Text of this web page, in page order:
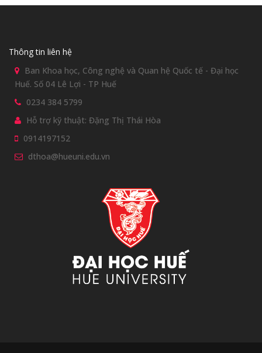
Thông tin liên hệ
Ban Khoa học, Công nghệ và Quan hệ Quốc tế - Đại học
Huế. Số 04 Lê Lợi - TP Huế
0234 384 5799
Hỗ trợ kỹ thuật: Đặng Thị Thái Hòa
0914197152
dthoa@hueuni.edu.vn